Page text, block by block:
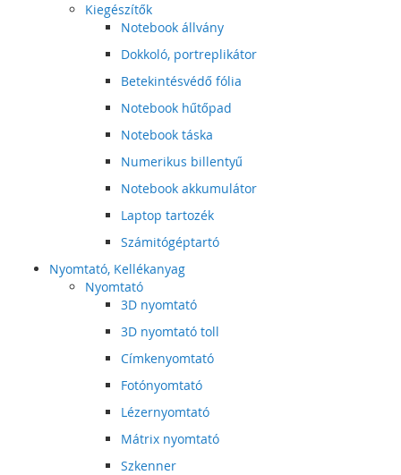
Kiegészítők
Notebook állvány
Dokkoló, portreplikátor
Betekintésvédő fólia
Notebook hűtőpad
Notebook táska
Numerikus billentyű
Notebook akkumulátor
Laptop tartozék
Számitógéptartó
Nyomtató, Kellékanyag
Nyomtató
3D nyomtató
3D nyomtató toll
Címkenyomtató
Fotónyomtató
Lézernyomtató
Mátrix nyomtató
Szkenner